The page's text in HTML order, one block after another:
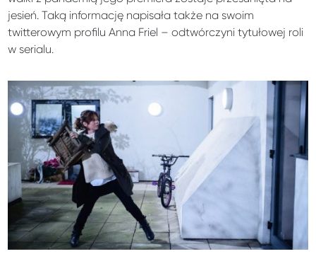
jesień. Taką informację napisała także na swoim
twitterowym profilu Anna Friel – odtwórczyni tytułowej roli
w serialu.